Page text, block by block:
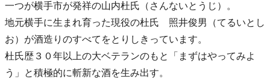
一つが横手市が発祥の山内杜氏（さんないとうじ）。
地元横手に生まれ育った現役の杜氏 照井俊男（てるいとし
お）が酒造りのすべてをとりしきっています。
杜氏歴３０年以上の大ベテランのもと「まずはやってみよ
う」と積極的に斬新な酒を生み出す。